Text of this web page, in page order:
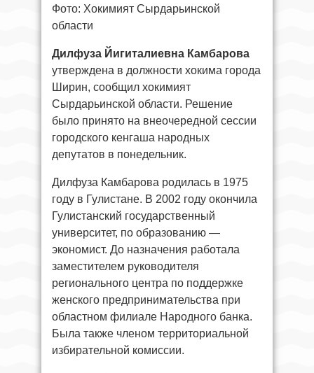
Фото: Хокимият Сырдарьинской
области
Дилфуза Йигиталиевна Камбарова
утверждена в должности хокима города
Ширин, сообщил хокимият
Сырдарьинской области. Решение
было принято на внеочередной сессии
городского кенгаша народных
депутатов в понедельник.
Дилфуза Камбарова родилась в 1975
году в Гулистане. В 2002 году окончила
Гулистанский государственный
университет, по образованию —
экономист. До назначения работала
заместителем руководителя
регионального центра по поддержке
женского предпринимательства при
областном филиале Народного банка.
Была также членом территориальной
избирательной комиссии.